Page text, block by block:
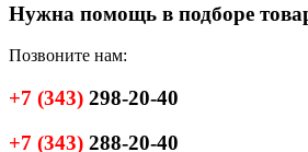
Нужна помощь в подборе
Позвоните нам:
+7 (343) 298-20-40
+7 (343) 288-20-40